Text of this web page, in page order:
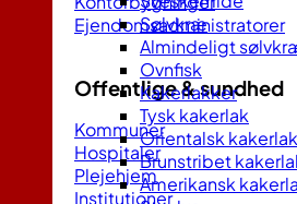
Ejendomsadministratorer
Offentlige & sundhed
Kommuner
Hospitaler
Plejehjem
Institutioner
Sølvkræ
Almindeligt
Ovnfisk
Kakerlakker
Tysk kakerlak
Orientalsk kakerlak
Brunstribet
Amerikansk